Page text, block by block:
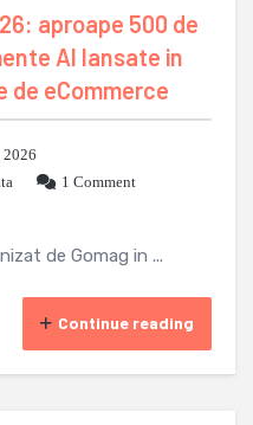
aproape 500 de
AI lansate in
de eCommerce
2026
1 Comment
de Gomag in ...
Continue reading